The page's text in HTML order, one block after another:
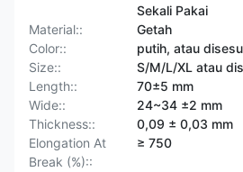
Sekali Pakai
Material::
Getah
Color::
putih, atau
Size::
S/M/L/XL atau
Length::
70±5 mm
Wide::
24~34 ±2 mm
Thickness::
0,09 ± 0,03 mm
Elongation At
Break (%)::
≥ 750